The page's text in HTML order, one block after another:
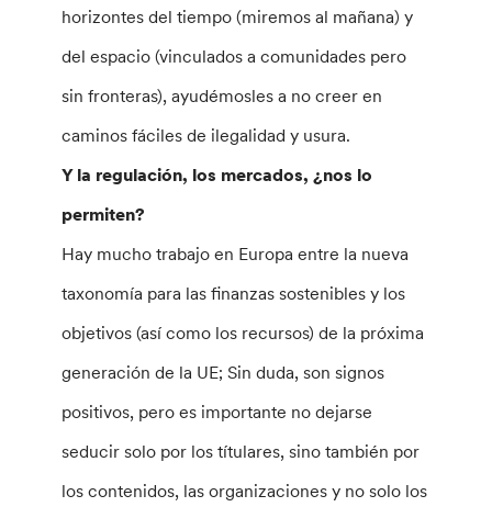
horizontes del tiempo (miremos al mañana) y
del espacio (vinculados a comunidades pero
sin fronteras), ayudémosles a no creer en
caminos fáciles de ilegalidad y usura.
Y la regulación, los mercados, ¿nos lo
permiten?
Hay mucho trabajo en Europa entre la nueva
taxonomía para las finanzas sostenibles y los
objetivos (así como los recursos) de la próxima
generación de la UE; Sin duda, son signos
positivos, pero es importante no dejarse
seducir solo por los títulares, sino también por
los contenidos, las organizaciones y no solo los